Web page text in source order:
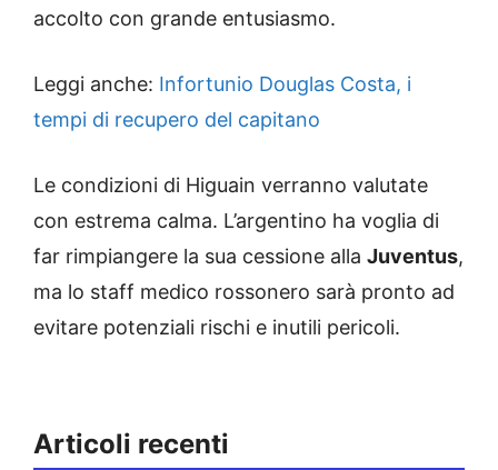
accolto con grande entusiasmo.
Leggi anche: Infortunio Douglas Costa, i
tempi di recupero del capitano
Le condizioni di Higuain verranno valutate
con estrema calma. L’argentino ha voglia di
far rimpiangere la sua cessione alla Juventus,
ma lo staff medico rossonero sarà pronto ad
evitare potenziali rischi e inutili pericoli.
Articoli recenti